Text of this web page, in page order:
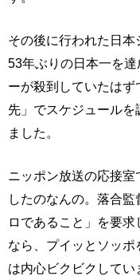
その後に行われた日本
53年ぶりの日本一を
ーが殺到していたは
先」でスケジュール
ました。
ニッポン放送の応接
したのなんの。落合
ロであること」を要
なら、プイッとソッ
は内心ビクビクしてい